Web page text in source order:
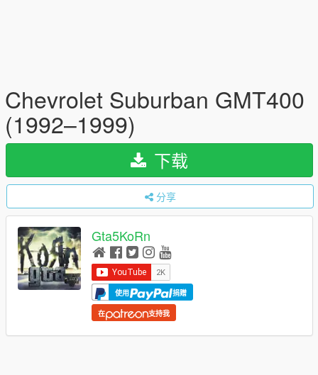
Chevrolet Suburban GMT400
(1992–1999)
下载
分享
Gta5KoRn
使用 捐赠
在 支持我